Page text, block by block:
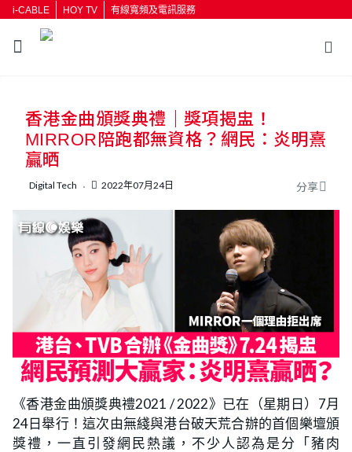
i-CABLE HOY TV 有線寬頻及電訊服務
按輸入鍵開始搜尋
香港金曲頒獎典禮｜獎項揭盅！
MIRROR陪跑都無資格？網民：炎明熹
贏晒
Digital Tech 2022年07月24日 分享
《香港金曲頒獎典禮2021 / 2022》已在（星期日）7月
24日舉行！這次由無綫與港台破天荒合辦的首個樂壇頒
獎禮，一直引發網民熱議，不少人認為是分「豬肉